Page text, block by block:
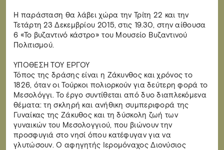
Η παράσταση θα λάβει χώρα την Τρίτη 22 και την
Τετάρτη 23 Δεκεμβρίου 2015, στις 19.30, στην αίθουσα
6 «Το βυζαντινό κάστρο» του Μουσείο Βυζαντινού
Πολιτισμού.
ΥΠΟΘΕΣΗ ΤΟΥ ΕΡΓΟΥ
Τόπος της δράσης είναι η Ζάκυνθος και χρόνος το
1826, όταν οι Τούρκοι πολιορκούν για δεύτερη φορά το
Μεσολόγγι. Το έργο συντίθεται από δυο διαπλεκόμενα
θέματα: τη σκληρή και ανήθικη συμπεριφορά της
Γυναίκας της Ζάκυθος και τη δύσκολη ζωή των
γυναικών του Μεσολογγιού, που βιώνουν την
προσφυγιά στο νησί όπου κατέφυγαν για να
γλυτώσουν. Ο αφηγητής Ιερομόναχος Διονύσιος